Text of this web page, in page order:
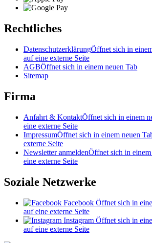
Rechtliches
DatenschutzerklärungÖffnet sich in
auf eine externe Seite
AGBÖffnet sich in einem neuen Tab
Sitemap
Firma
Anfahrt & KontaktÖffnet sich in einem
eine externe Seite
ImpressumÖffnet sich in einem neuen
externe Seite
Newsletter anmeldenÖffnet sich in
eine externe Seite
Soziale Netzwerke
Facebook Öffnet sich in
auf eine externe Seite
Instagram Öffnet sich in
auf eine externe Seite